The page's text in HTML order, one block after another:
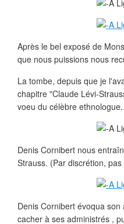
Après le bel exposé de
que nous puissions nous
La tombe, depuis que je
chapitre "Claude Lévi-
voeu du célèbre
Denis Cornibert nous
Strauss. (Par discrétion,
Denis Cornibert évoqua
cacher à ses administrés ,